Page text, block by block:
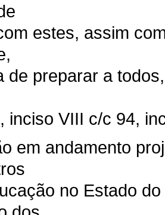
estes, assim
de preparar a
inciso VIII c/c 94,
em andamento
no Estado